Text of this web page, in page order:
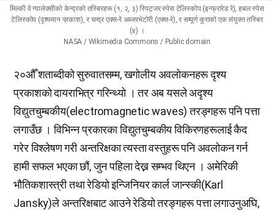
मिल्की वे ग्यालेक्सीको केन्द्रको तस्बिरहरू (१, २, ३) स्पिट्जर स्पेस टेलिस्कोप (इन्फ्रारेड रे), हबल स्पेस
टेलिस्कोप (दृश्यमान प्रकाश), र चन्द्र एक्स-रे अब्जरभेटोरी (एक्स-रे), र सम्पूर्ण कुराको एक संयुक्त तस्बिर
(४) ।
NASA / Wikimedia Commons / Public domain
२०औँ शताब्दीको सुरुवातसम्म, खगोलीय अवलोकनहरू दृश्य
प्रकाशको दायराभित्र गरिन्थ्यो । तर अब यसले अदृश्य
विद्युतचुम्बकीय(electromagnetic waves) तरङ्गहरू पनि पत्ता
लगाउँछ । विभिन्न प्रकारका विद्युतचुम्बकीय विकिरणहरूलाई कैद
गरेर विश्लेषण गरी अन्तरिक्षका त्यस्ता वस्तुहरू पनि अवलोकन गर्न
हामी सफल भएका छौं, जुन पहिला देख्न सम्भव थिएन । अमेरिकी
भौतिकशास्त्री तथा रेडियो इन्जिनियर कार्ल जान्स्की(Karl
Jansky)ले अन्तरिक्षबाट आउने रेडियो तरङ्गहरू पत्ता लगाउनुअघि,